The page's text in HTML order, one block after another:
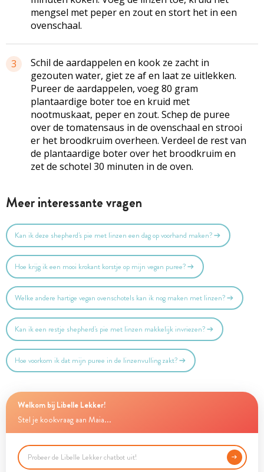
mengsel met peper en zout en stort het in een
ovenschaal.
3
Schil de aardappelen en kook ze zacht in
gezouten water, giet ze af en laat ze uitlekken.
Pureer de aardappelen, voeg 80 gram
plantaardige boter toe en kruid met
nootmuskaat, peper en zout. Schep de puree
over de tomatensaus in de ovenschaal en strooi
er het broodkruim overheen. Verdeel de rest van
de plantaardige boter over het broodkruim en
zet de schotel 30 minuten in de oven.
Meer interessante vragen
Kan ik deze shepherd's pie met linzen een dag op voorhand maken?
Hoe krijg ik een mooi krokant korstje op mijn vegan puree?
Welke andere hartige vegan ovenschotels kan ik nog maken met linzen?
Kan ik een restje shepherd's pie met linzen makkelijk invriezen?
Hoe voorkom ik dat mijn puree in de linzenvulling zakt?
Welkom bij Libelle Lekker!
Stel je kookvraag aan Maia...